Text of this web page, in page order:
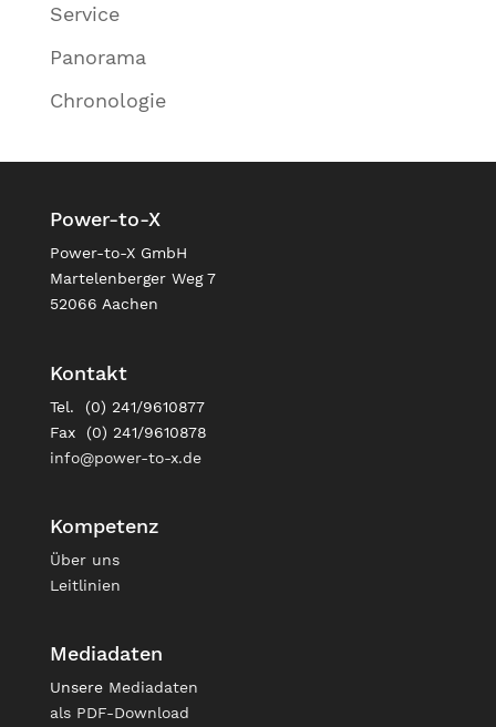
Service
Panorama
Chronologie
Power-to-X
Power-to-X GmbH
Martelenberger Weg 7
52066 Aachen
Kontakt
Tel. (0) 241/9610877
Fax (0) 241/9610878
info@power-to-x.de
Kompetenz
Über uns
Leitlinien
Mediadaten
Unsere Mediadaten
als PDF-Download